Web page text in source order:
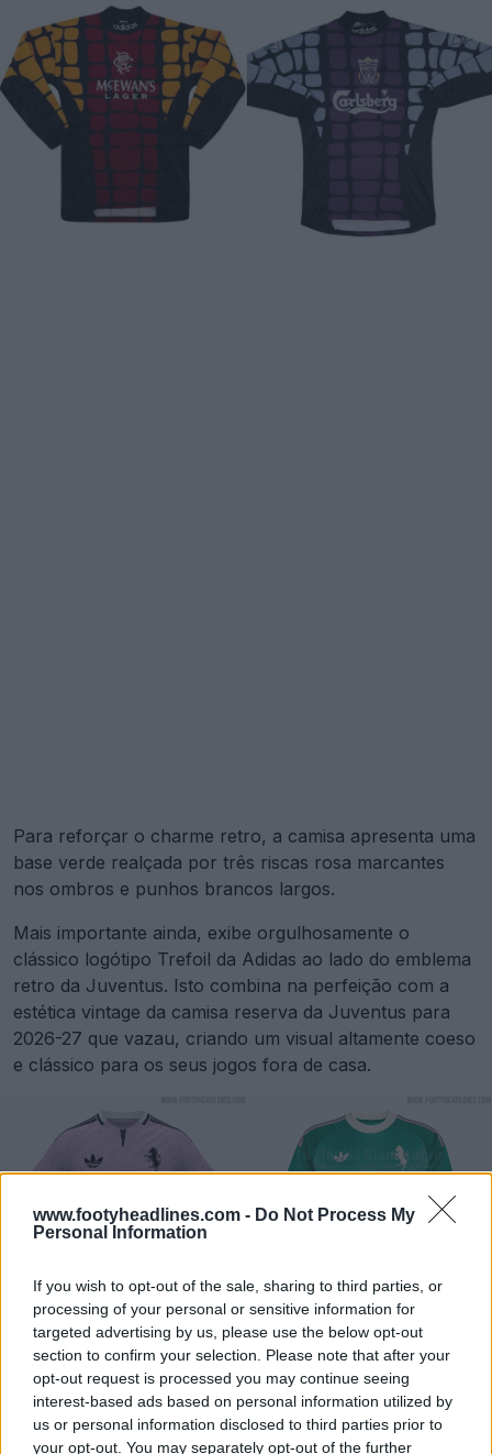
www.footyheadlines.com - Do Not Process My
Personal Information
If you wish to opt-out of the sale, sharing to third parties, or
processing of your personal or sensitive information for
targeted advertising by us, please use the below opt-out
section to confirm your selection. Please note that after your
opt-out request is processed you may continue seeing
interest-based ads based on personal information utilized by
us or personal information disclosed to third parties prior to
your opt-out. You may separately opt-out of the further
Para reforçar o charme retro, a camisa apresenta uma
base verde realçada por três riscas rosa marcantes
nos ombros e punhos brancos largos.
Mais importante ainda, exibe orgulhosamente o
clássico logótipo Trefoil da Adidas ao lado do emblema
retro da Juventus. Isto combina na perfeição com a
estética vintage da camisa reserva da Juventus para
2026-27 que vazau, criando um visual altamente coeso
e clássico para os seus jogos fora de casa.